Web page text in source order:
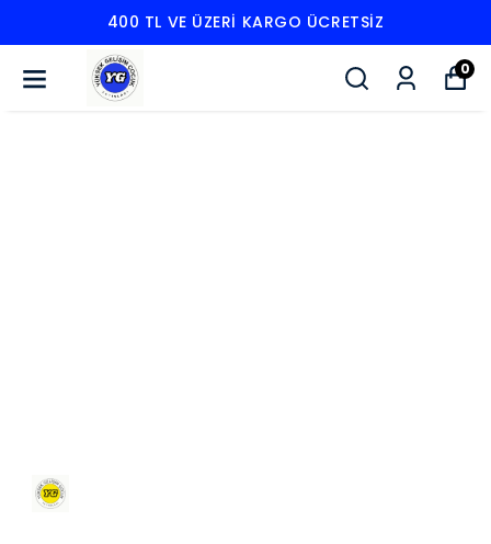
400 TL VE ÜZERI KARGO ÜCRETSIZ
0